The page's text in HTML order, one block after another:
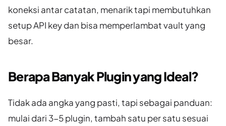
koneksi antar catatan, menarik tapi membutuhkan
setup API key dan bisa memperlambat vault yang
besar.
Berapa Banyak Plugin yang Ideal?
Tidak ada angka yang pasti, tapi sebagai panduan:
mulai dari 3-5 plugin, tambah satu per satu sesuai